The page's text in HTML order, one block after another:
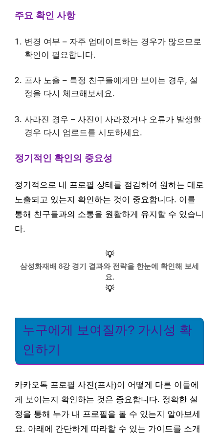
주요 확인 사항
변경 여부 – 자주 업데이트하는 경우가 많으므로
확인이 필요합니다.
프사 노출 – 특정 친구들에게만 보이는 경우, 설
정을 다시 체크해보세요.
사라진 경우 – 사진이 사라졌거나 오류가 발생할
경우 다시 업로드를 시도하세요.
정기적인 확인의 중요성
정기적으로 내 프로필 상태를 점검하여 원하는 대로
노출되고 있는지 확인하는 것이 중요합니다. 이를
통해 친구들과의 소통을 원활하게 유지할 수 있습니
다.
💡
삼성화재배 8강 경기 결과와 전략을 한눈에 확인해 보세
요.
💡
누구에게 보여질까? 가시성 확
인하기
카카오톡 프로필 사진(프사)이 어떻게 다른 이들에
게 보이는지 확인하는 것은 중요합니다. 정확한 설
정을 통해 누가 내 프로필을 볼 수 있는지 알아보세
요. 아래에 간단하게 따라할 수 있는 가이드를 소개